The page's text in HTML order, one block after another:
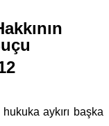
aykırı başka